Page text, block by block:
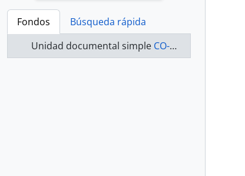
Fondos
Búsqueda rápida
Unidad documental simple CO-20-170 - Actas-1998-2000